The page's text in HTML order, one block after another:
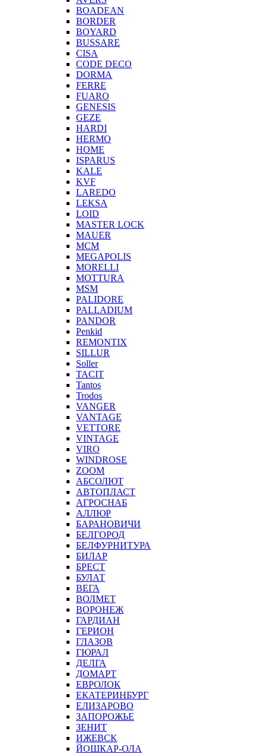
BOADEAN
BORDER
BOYARD
BUSSARE
CISA
CODE DECO
DORMA
FERRE
FUARO
GENESIS
GEZE
HARDI
HERMO
HOMЕ
ISPARUS
KALE
KVF
LAREDO
LEKSA
LOID
MASTER LOCK
MAUER
MCM
MEGAPOLIS
MORELLI
MOTTURA
MSM
PALIDORE
PALLADIUM
PANDOR
Penkid
REMONTIX
SILLUR
Soller
TACIT
Tantos
Trodos
VANGER
VANTAGE
VETTORE
VINTAGE
VIRO
WINDROSE
ZOOM
АБСОЛЮТ
АВТОПЛАСТ
АГРОСНАБ
АЛЛЮР
БАРАНОВИЧИ
БЕЛГОРОД
БЕЛФУРНИТУРА
БИЛАР
БРЕСТ
БУЛАТ
ВЕГА
ВОЛМЕТ
ВОРОНЕЖ
ГАРДИАН
ГЕРИОН
ГЛАЗОВ
ГЮРАЛ
ДЕЛГА
ДОМАРТ
ЕВРОЛОК
ЕКАТЕРИНБУРГ
ЕЛИЗАРОВО
ЗАПОРОЖЬЕ
ЗЕНИТ
ИЖЕВСК
ЙОШКАР-ОЛА